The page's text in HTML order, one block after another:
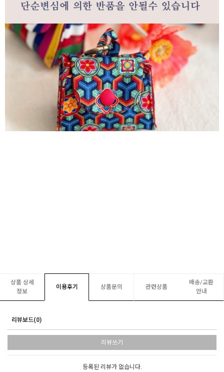
상품 상세
정보
이용후기 상품문의 관련상품
배송/교환
안내
리뷰보드(0)
리뷰쓰기
등록된 리뷰가 없습니다.